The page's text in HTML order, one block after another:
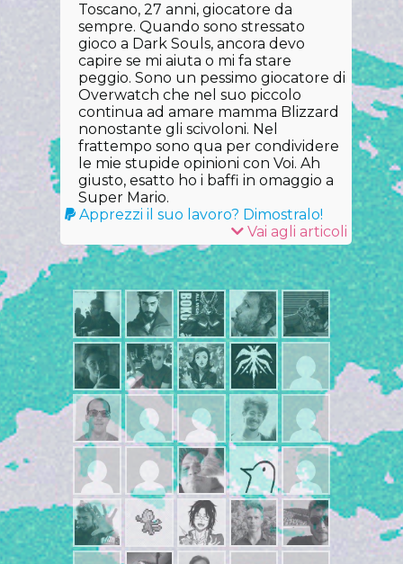
Toscano, 27 anni, giocatore da
sempre. Quando sono stressato
gioco a Dark Souls, ancora devo
capire se mi aiuta o mi fa stare
peggio. Sono un pessimo giocatore di
Overwatch che nel suo piccolo
continua ad amare mamma Blizzard
nonostante gli scivoloni. Nel
frattempo sono qua per condividere
le mie stupide opinioni con Voi. Ah
giusto, esatto ho i baffi in omaggio a
Super Mario.
Apprezzi il suo lavoro? Dimostralo!
Vai agli articoli